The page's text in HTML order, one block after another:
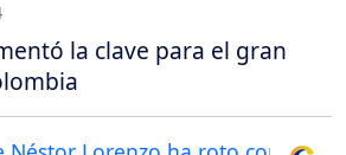
la clave para el gran